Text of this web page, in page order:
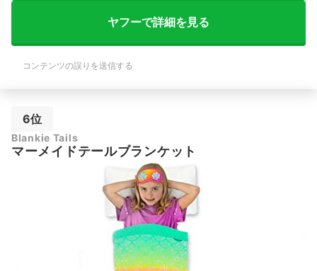
ヤフーで詳細を見る
コンテンツの誤りを送信する
6位
Blankie Tails
マーメイドテールブランケット